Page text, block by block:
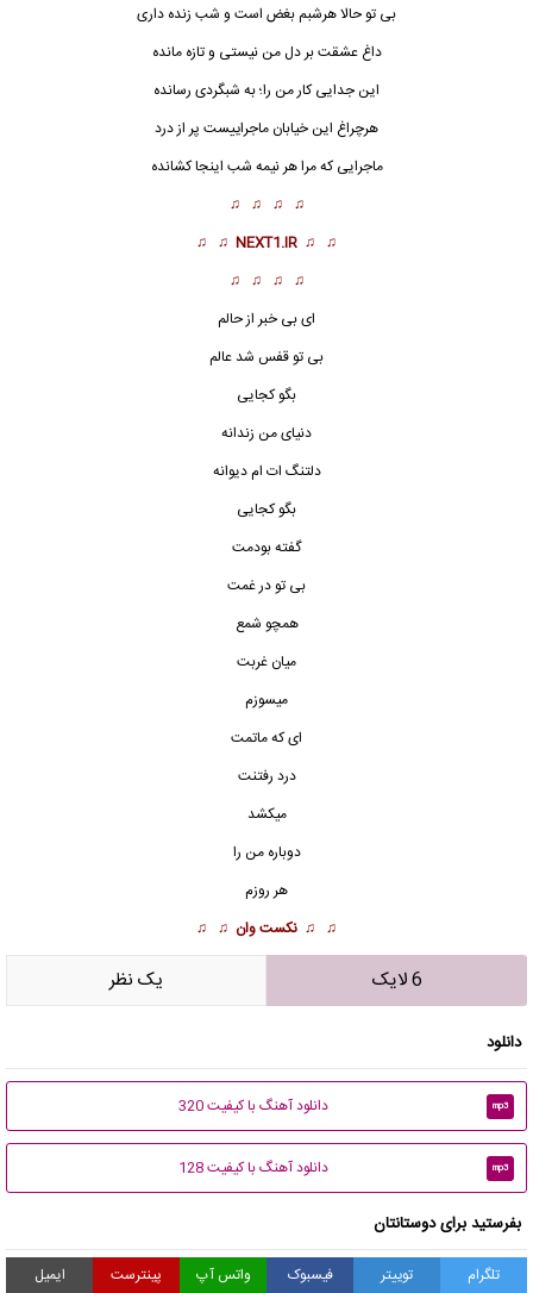
بی تو حالا هرشبم بغض است و شب زنده داری
داغ عشقت بر دل من نیستی و تازه مانده
این جدایی کار من را؛ به شبگردی رسانده
هرچراغ این خیابان ماجراییست پر از درد
ماجرایی که مرا هر نیمه شب اینجا کشانده
♫ ♫ ♫ ♫
♫ ♫
NEXT1.IR
♫ ♫
♫ ♫ ♫ ♫
ای بی خبر از حالم‌
بی تو قفس شد عالم
بگو کجایی
دنیای من زندانه
دلتنگ ات ام دیوانه
بگو کجایی
گفته بودمت
بی تو در غمت
همچو شمع
میان غربت
میسوزم
ای که ماتمت
درد رفتنت
میکشد
دوباره من را
هر روزم
♫ ♫ نکست وان ♫ ♫
6 لایک يک نظر
دانلود
mp3 دانلود آهنگ با کیفیت 320
mp3 دانلود آهنگ با کیفیت 128
بفرستید برای دوستانتان
تلگرام توییتر فیسبوک واتس آپ پینترست ایمیل